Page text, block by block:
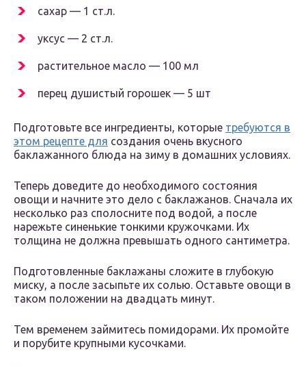
сахар — 1 ст.л.
уксус — 2 ст.л.
растительное масло — 100 мл
перец душистый горошек — 5 шт
Подготовьте все ингредиенты, которые требуются в
этом рецепте для создания очень вкусного
баклажанного блюда на зиму в домашних условиях.
Теперь доведите до необходимого состояния
овощи и начните это дело с баклажанов. Сначала их
несколько раз сполосните под водой, а после
нарежьте синенькие тонкими кружочками. Их
толщина не должна превышать одного сантиметра.
Подготовленные баклажаны сложите в глубокую
миску, а после засыпьте их солью. Оставьте овощи в
таком положении на двадцать минут.
Тем временем займитесь помидорами. Их промойте
и порубите крупными кусочками.